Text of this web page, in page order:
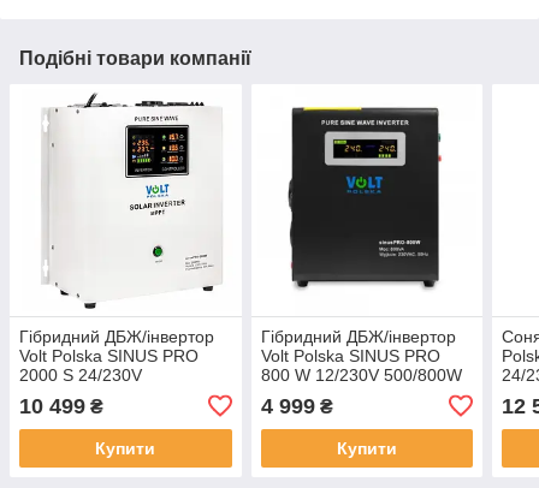
Подібні товари компанії
Гібридний ДБЖ/інвертор
Volt Polska SINUS PRO
2000 S 24/230V
1400/2000W + 40A MPPT
100V (3SPS200024)
10 499 ₴
Купити
Гібридний ДБЖ/інвертор
Volt Polska SINUS PRO
800 W 12/230V 500/800W
4 999₴
Купити
24/
12